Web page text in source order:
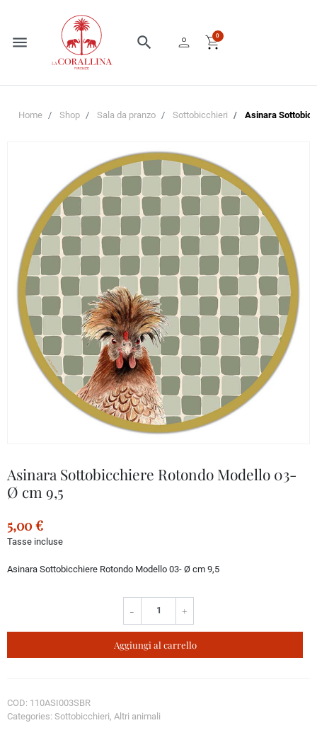
menu search person shopping_cart
0
Home Shop Sala da pranzo Sottobicchieri Asinara
Asinara Sottobicchiere Rotondo Modello 03-
Ø cm 9,5
5,00 €
Tasse incluse
Asinara Sottobicchiere Rotondo Modello 03- Ø cm 9,5
- +
Aggiungi al carrello
COD: 110ASI003SBR
Categories: Sottobicchieri, Altri animali